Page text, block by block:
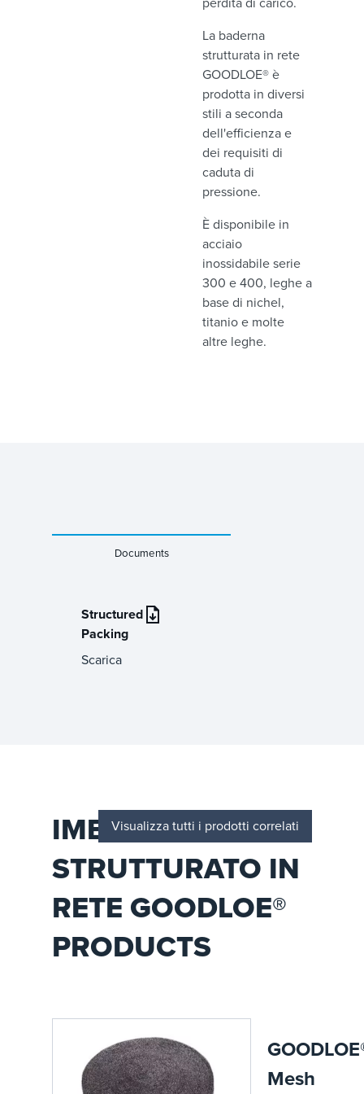
La baderna
strutturata in rete
GOODLOE® è
prodotta in diversi
stili a seconda
dell'efficienza e
dei requisiti di
caduta di
pressione.
È disponibile in
acciaio
inossidabile serie
300 e 400, leghe a
base di nichel,
titanio e molte
altre leghe.
Documents
Structured
Packing
Scarica
IMBALLAGGIO
STRUTTURATO IN
RETE GOODLOE®
PRODUCTS
Visualizza tutti i prodotti correlati
Mesh